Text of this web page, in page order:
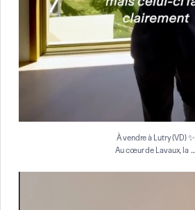
À vendre à Lutry (VD) ✨
Au cœur de Lavaux, la